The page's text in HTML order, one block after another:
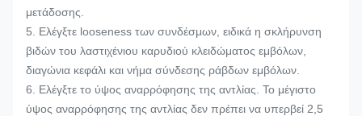
μετάδοσης.
5. Ελέγξτε looseness των συνδέσμων, ειδικά η σκλήρυνση
βιδών του λαστιχένιου καρυδιού κλειδώματος εμβόλων,
διαγώνια κεφάλι και νήμα σύνδεσης ράβδων εμβόλων.
6. Ελέγξτε το ύψος αναρρόφησης της αντλίας. Το μέγιστο
ύψος αναρρόφησης της αντλίας δεν πρέπει να υπερβεί 2,5